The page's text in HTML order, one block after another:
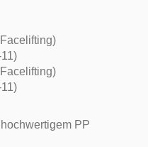
PP